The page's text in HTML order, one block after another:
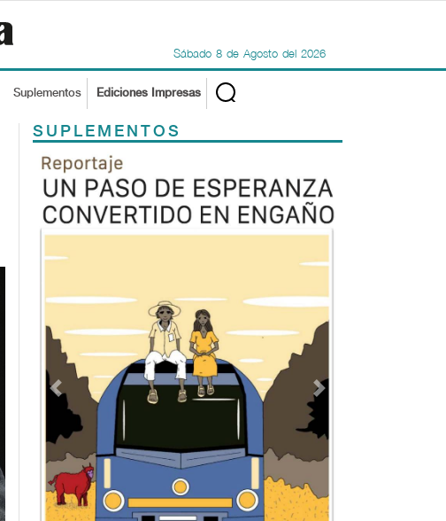
Sábado 8 de Agosto del 2026
Suplementos Ediciones Impresas
SUPLEMENTOS
Previous
TODOS LOS SUPLEMENTOS